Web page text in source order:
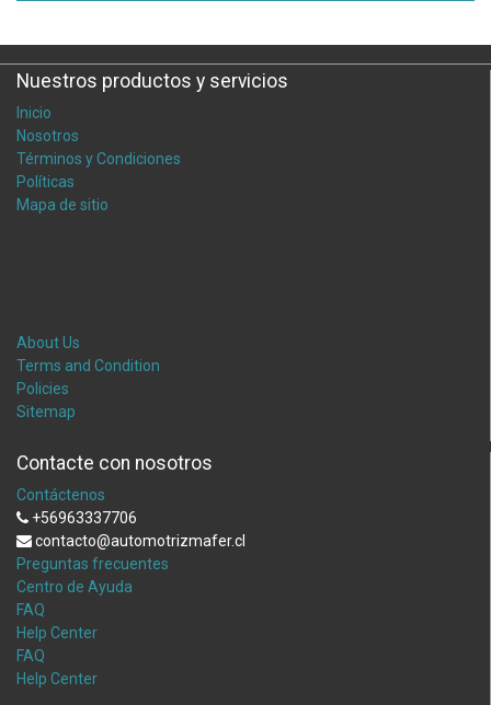
Nuestros productos y servicios
Inicio
Nosotros
Términos y Condiciones
Políticas
Mapa de sitio
About Us
Terms and Condition
Policies
Sitemap
Contacte con nosotros
Contáctenos
+56963337706
contacto@automotrizmafer.cl
Preguntas frecuentes
Centro de Ayuda
FAQ
Help Center
FAQ
Help Center